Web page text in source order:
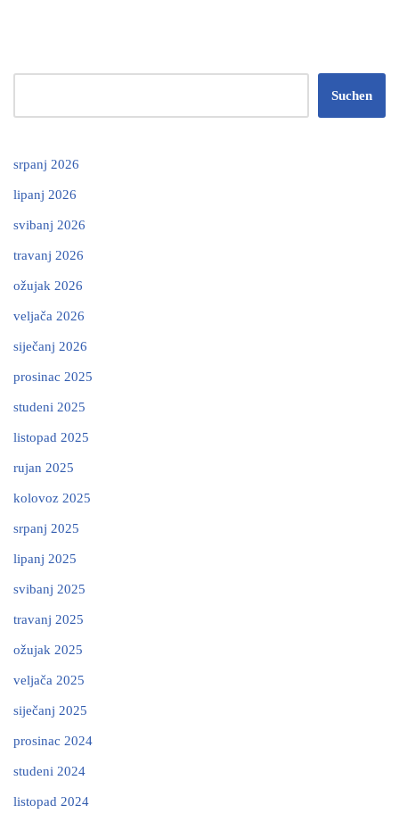
Suchen
srpanj 2026
lipanj 2026
svibanj 2026
travanj 2026
ožujak 2026
veljača 2026
siječanj 2026
prosinac 2025
studeni 2025
listopad 2025
rujan 2025
kolovoz 2025
srpanj 2025
lipanj 2025
svibanj 2025
travanj 2025
ožujak 2025
veljača 2025
siječanj 2025
prosinac 2024
studeni 2024
listopad 2024